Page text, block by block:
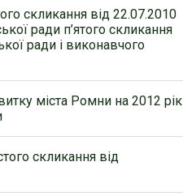
скликання від 22.07.2010
ради п’ятого скликання
ради і виконавчого
міста Ромни на 2012 рік
скликання від